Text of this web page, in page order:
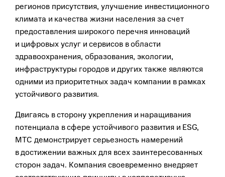
регионов присутствия, улучшение инвестиционного
климата и качества жизни населения за счет
предоставления широкого перечня инноваций
и цифровых услуг и сервисов в области
здравоохранения, образования, экологии,
инфраструктуры городов и других также являются
одними из приоритетных задач компании в рамках
устойчивого развития.
Двигаясь в сторону укрепления и наращивания
потенциала в сфере устойчивого развития и ESG,
МТС демонстрирует серьезность намерений
в достижении важных для всех заинтересованных
сторон задач. Компания своевременно внедряет